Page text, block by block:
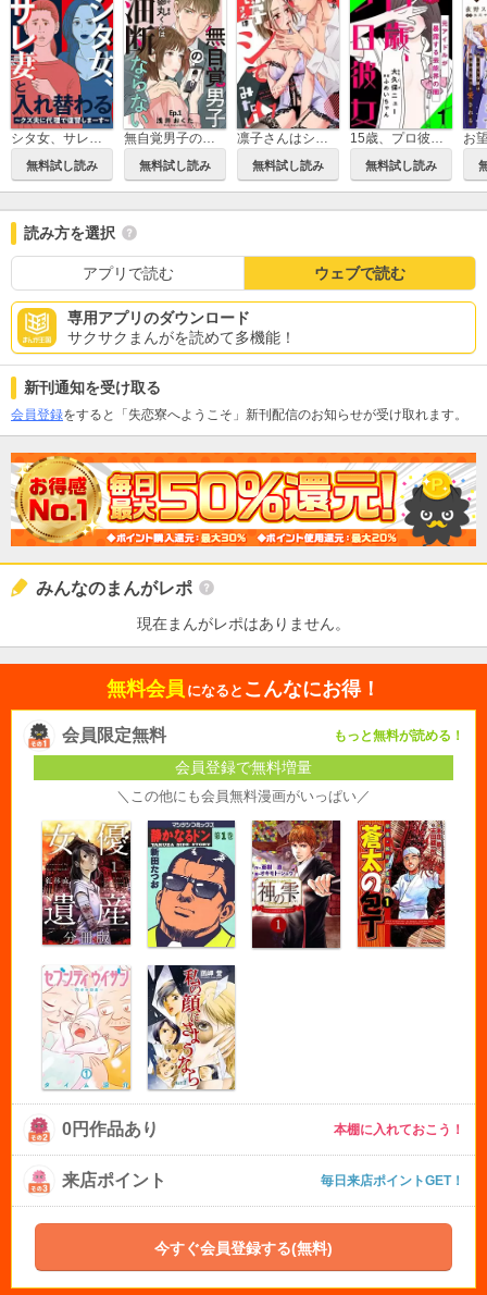
シタ女、サレ妻と入れ替わる～クズ夫に代理で復讐しまーす～
無料試し読み
無自覚男子の蓼丸くんは油断ならない
無料試し読み
凛子さんはシてみたい
無料試し読み
15歳、プロ彼女～元アイドルが暴露する芸能界の闇～
無料試し読み
読み方を選択
アプリで読む ウェブで読む
専用アプリのダウンロード
サクサクまんがを読めて多機能！
新刊通知を受け取る
会員登録をすると「失恋寮へようこそ」新刊配信のお知らせが受け取れます。
みんなのまんがレポ
現在まんがレポはありません。
無料会員 になると こんなにお得！
会員限定無料 もっと無料が読める！
会員登録で無料増量
＼この他にも会員無料漫画がいっぱい／
0円作品あり 本棚に入れておこう！
来店ポイント 毎日来店ポイントGET！
今すぐ会員登録する(無料)